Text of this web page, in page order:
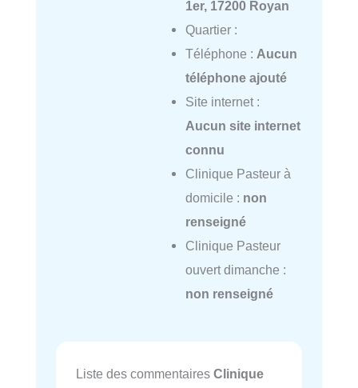
1er, 17200 Royan
Quartier :
Téléphone : Aucun
téléphone ajouté
Site internet :
Aucun site internet
connu
Clinique Pasteur à
domicile : non
renseigné
Clinique Pasteur
ouvert dimanche :
non renseigné
Liste des commentaires Clinique